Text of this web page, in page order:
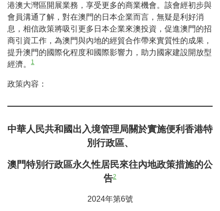
港澳大灣區開展業務，享受更多的商業機會。該會經初步與
會員溝通了解，對在澳門的日本企業而言，無疑是利好消
息，相信政策將吸引更多日本企業來澳投資，促進澳門的招
商引資工作，為澳門與內地的經貿合作帶來實質性的成果，
提升澳門的國際化程度和國際影響力，助力國家建設開放型
經濟。
1
政策內容：
中華人民共和國出入境管理局關於實施便利香港特
別行政區、
澳門特別行政區永久性居民來往內地政策措施的公
告2
2024年第6號